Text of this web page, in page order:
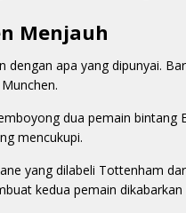
Menjauh
dengan apa yang dipunyai.
dua pemain
mencukupi.
yang dilabeli Tottenham
kedua pemain